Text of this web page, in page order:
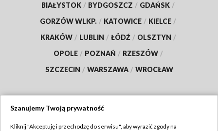
BIAŁYSTOK / BYDGOSZCZ / GDAŃSK /
GORZÓW WLKP. / KATOWICE / KIELCE /
KRAKÓW / LUBLIN / ŁÓDŹ / OLSZTYN /
OPOLE / POZNAŃ / RZESZÓW /
SZCZECIN / WARSZAWA / WROCŁAW
Szanujemy Twoją prywatność
Kliknij "Akceptuję i przechodzę do serwisu", aby wyrazić zgody na